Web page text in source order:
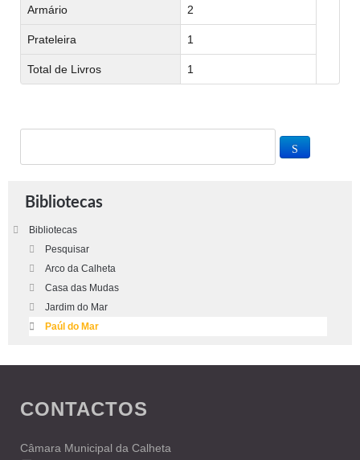
Armário 2
Prateleira 1
Total de Livros 1
Bibliotecas
Bibliotecas
Pesquisar
Arco da Calheta
Casa das Mudas
Jardim do Mar
Paúl do Mar
CONTACTOS
Câmara Municipal da Calheta